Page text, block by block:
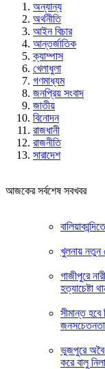
অন্যান্য
অর্থনীতি
আইন বিচার
আন্তর্জাতিক
ক্যাম্পাস
খেলাধুলা
গণমাধ্যম
জনপ্রিয় সংবাদ
জাতীয়
বিনোদন
রাজধানী
রাজনীতি
সারাদেশ
আজকের সর্বশেষ সবখবর
খুলনায় নতুন
গাজীপুরে
হত্যাচেষ্টা
সীমান্ত
ভুজপুরে
করে বালু